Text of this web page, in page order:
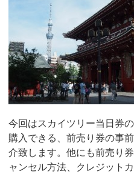
今回はスカイツリー当日券
購入できる、前売り券の事
介致します。他にも前売り
ャンセル方法、クレジット